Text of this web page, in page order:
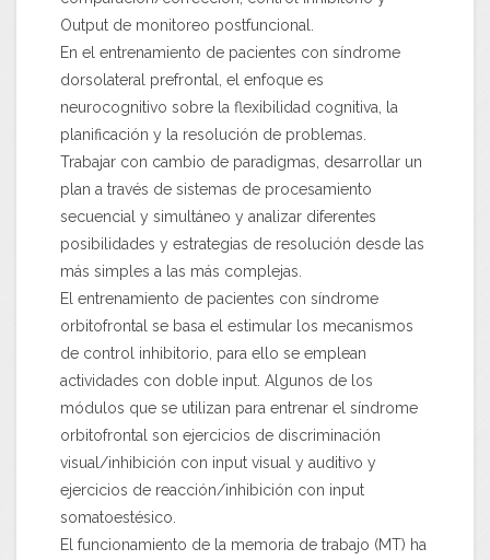
Output de monitoreo postfuncional.
En el entrenamiento de pacientes con síndrome
dorsolateral prefrontal, el enfoque es
neurocognitivo sobre la flexibilidad cognitiva, la
planificación y la resolución de problemas.
Trabajar con cambio de paradigmas, desarrollar un
plan a través de sistemas de procesamiento
secuencial y simultáneo y analizar diferentes
posibilidades y estrategias de resolución desde las
más simples a las más complejas.
El entrenamiento de pacientes con síndrome
orbitofrontal se basa el estimular los mecanismos
de control inhibitorio, para ello se emplean
actividades con doble input. Algunos de los
módulos que se utilizan para entrenar el síndrome
orbitofrontal son ejercicios de discriminación
visual/inhibición con input visual y auditivo y
ejercicios de reacción/inhibición con input
somatoestésico.
El funcionamiento de la memoria de trabajo (MT) ha